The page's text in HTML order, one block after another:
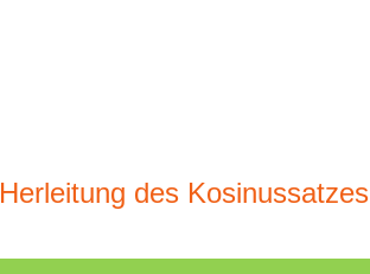
Herleitung des Kosinussatzes